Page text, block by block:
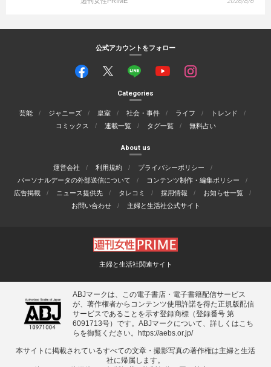
公式アカウントをフォロー
Categories
芸能 ジャニーズ 皇室 社会・事件 ライフ
トレンド
コミックス
連載一覧 タグ一覧 無料占い
About us
運営会社 利用規約
プライバシーポリシー
パーソナルデータの外部送信について
コンテンツ制作・編集ポリシー
広告掲載
ニュース提供先 タレコミ 採用情報
お知らせ一覧
お問い合わせ
主婦と生活社公式サイト
主婦と生活社関連サイト
ABJマークは、この電子書店・電子書籍配信サービス
が、著作権者からコンテンツ使用許諾を得た正規版配信
サービスであることを示す登録商標（登録番号 第
6091713号）です。ABJマークについて、詳しくはこち
らを御覧ください。
https://aebs.or.jp/
本サイトに掲載されているすべての⽂章・撮影写真の著作権は主婦と⽣活
社に帰属します。